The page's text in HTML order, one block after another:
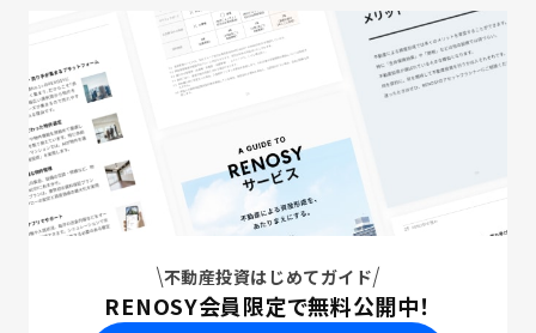
不動産投資はじめてガイド
RENOSY会員限定で無料公開中！